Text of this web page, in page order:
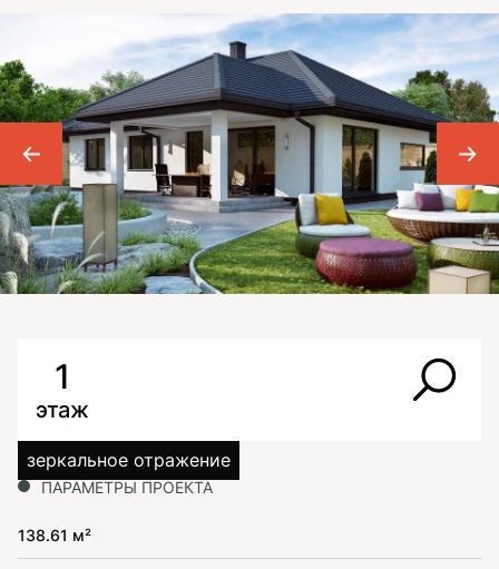
1
этаж
зеркальное отражение
ПАРАМЕТРЫ ПРОЕКТА
138.61 м²